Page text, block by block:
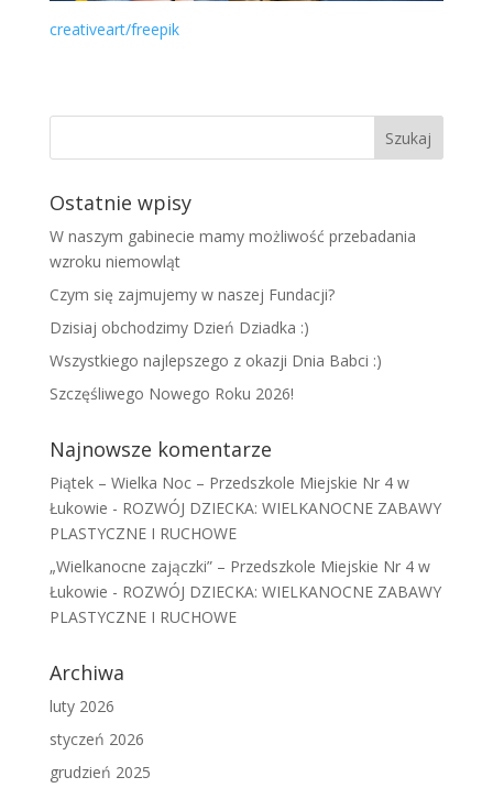
creativeart/freepik
Ostatnie wpisy
W naszym gabinecie mamy możliwość przebadania
wzroku niemowląt
Czym się zajmujemy w naszej Fundacji?
Dzisiaj obchodzimy Dzień Dziadka :)
Wszystkiego najlepszego z okazji Dnia Babci :)
Szczęśliwego Nowego Roku 2026!
Najnowsze komentarze
Piątek – Wielka Noc – Przedszkole Miejskie Nr 4 w
Łukowie - ROZWÓJ DZIECKA: WIELKANOCNE ZABAWY
PLASTYCZNE I RUCHOWE
„Wielkanocne zajączki” – Przedszkole Miejskie Nr 4 w
Łukowie - ROZWÓJ DZIECKA: WIELKANOCNE ZABAWY
PLASTYCZNE I RUCHOWE
Archiwa
luty 2026
styczeń 2026
grudzień 2025